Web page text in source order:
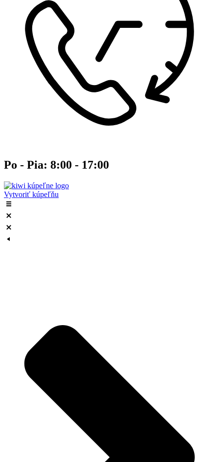
Po - Pia: 8:00 - 17:00
Vytvoriť kúpeľňu